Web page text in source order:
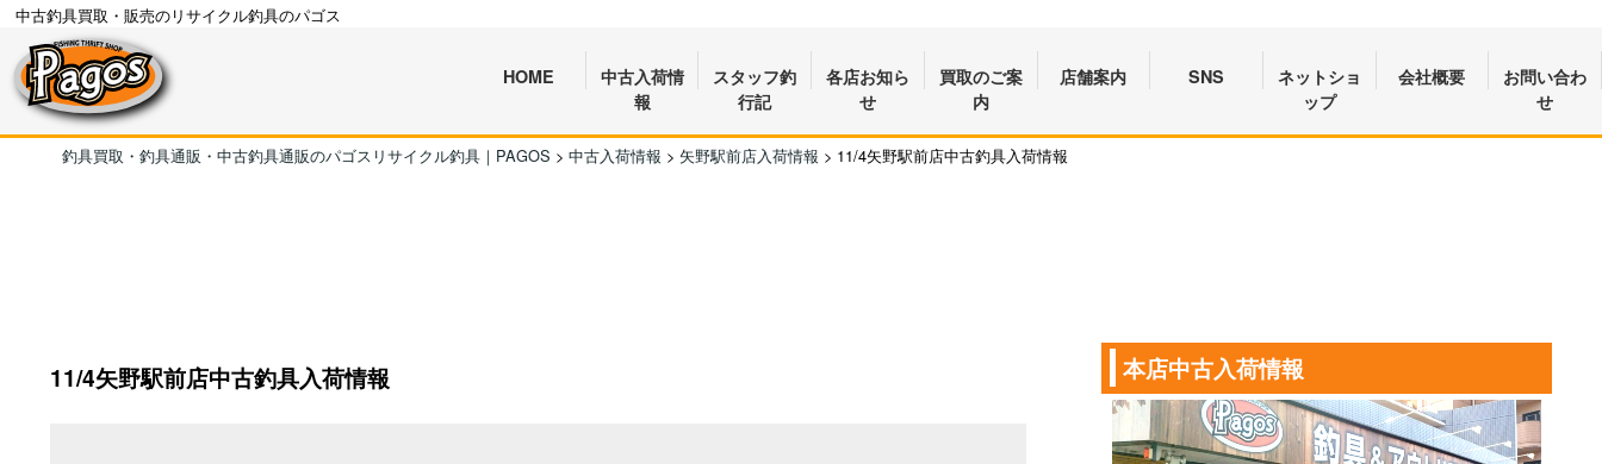
中古釣具買取・販売のリサイクル釣具のパゴス
HOME
中古入荷情
報
スタッフ釣
行記
各店お知ら
せ
買取のご案
内
店舗案内 SNS
ネットショ
ップ
会社概要
お問い合わ
せ
釣具買取・釣具通販・中古釣具通販のパゴスリサイクル釣具｜PAGOS > 中古入荷情報 > 矢野駅前店入荷情報 > 11/4矢野駅前店中古釣具入荷情報
11/4矢野駅前店中古釣具入荷情報 本店中古入荷情報